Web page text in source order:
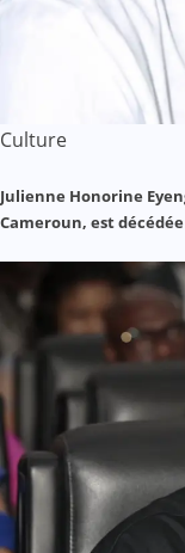
Culture
Julienne Honorine
Cameroun, est décédée